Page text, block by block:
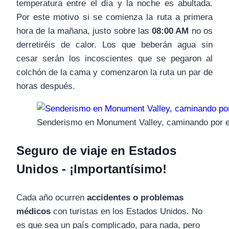
temperatura entre el día y la noche es abultada.
Por este motivo si se comienza la ruta a primera
hora de la mañana, justo sobre las08:00 AM no os
derretiréis de calor. Los que beberán agua sin
cesar serán los incoscientes que se pegaron al
colchón de la cama y comenzaron la ruta un par de
horas después.
Senderismo en Monument Valley, caminando por
Seguro de viaje en Estados
Unidos - ¡Importantísimo!
Cada año ocurren accidentes o problemas
médicos con turistas en los Estados Unidos. No
es que sea un país complicado, para nada, pero